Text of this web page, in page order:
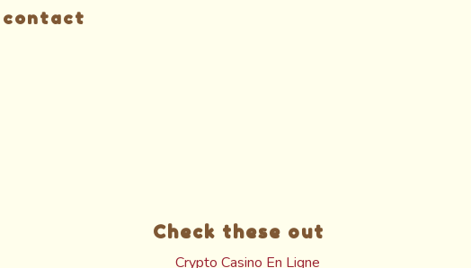
contact
Check these out
Crypto Casino En Ligne